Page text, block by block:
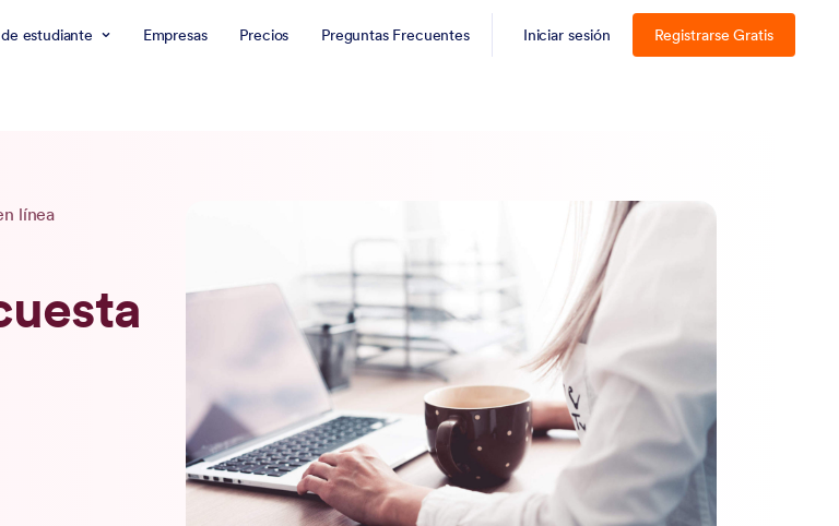
estudiante Empresas Precios Preguntas Frecuentes Iniciar sesión Registrarse Gratis
línea